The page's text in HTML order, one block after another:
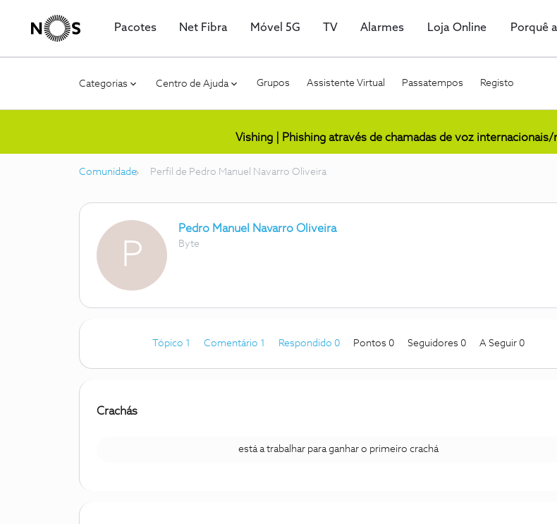
Pacotes Net Fibra Móvel 5G TV Alarmes Loja Online Porquê
Categorias Centro de Ajuda Grupos Assistente Virtual Passatempos Registo
Vishing | Phishing através de chamadas de voz internacionais/
Comunidade Perfil de Pedro Manuel Navarro Oliveira
P
Pedro Manuel Navarro Oliveira
Byte
Tópico 1 Comentário 1 Respondido 0 Pontos 0 Seguidores 0 A Seguir 0
Crachás
está a trabalhar para ganhar o primeiro crachá